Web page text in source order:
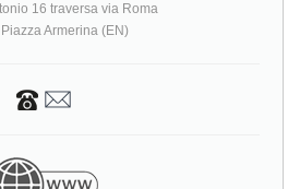
16 traversa via Roma
Armerina (EN)